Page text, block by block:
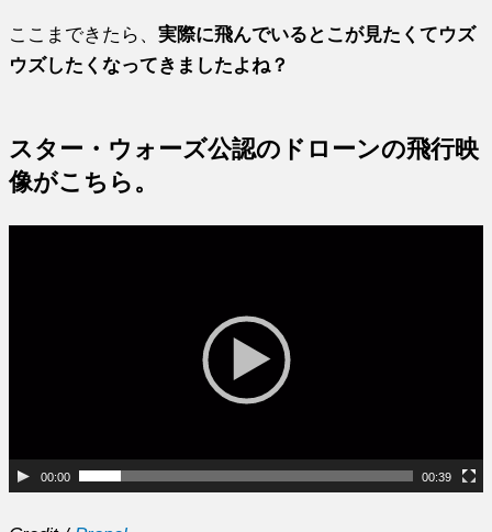
ここまできたら、実際に飛んでいるとこが見たくてウズ
ウズしたくなってきましたよね？
スター・ウォーズ公認のドローンの飛行映
像がこちら。
00:00 00:39